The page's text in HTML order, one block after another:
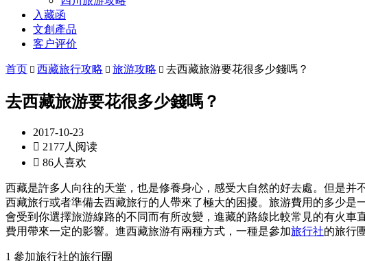
入藏函
文創產品
客户评价
首页  西藏旅行攻略  旅游攻略  去西藏旅游要花很多少錢嗎？
去西藏旅游要花很多少錢嗎？
2017-10-23
 2177人阅读
 86人喜欢
西藏是許多人向往的天堂，也是修養身心，感受大自然的好去處。但是
西藏旅行或者準備去西藏旅行的人帶來了極大的困擾。旅游費用的多少
會受到你選擇旅游線路的不同而有所改變，進藏的路線比較常見的有火
費用帶來一定的影響。進西藏旅游有兩種方式，一種是參加旅行社的旅行
1 參加旅行社的旅行團